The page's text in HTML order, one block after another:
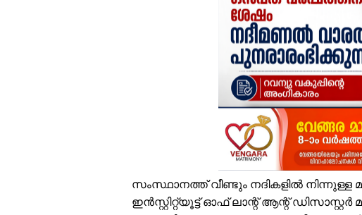
ഒതുക്കുങ്ങൽ
വേങ്ങര
ശിഹാബ്
കൂരിയാട്
സംസ്ഥാനത്ത് വീണ്ടും നദികളില്‍
ഇന്‍സ്റ്റിറ്റ്യൂട്ട് ഓഫ് ലാന്റ് ആന്റ് ഡിസാസ്റ്റര്‍